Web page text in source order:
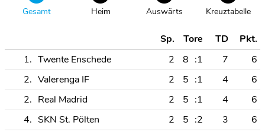
Gesamt Heim Auswärts Kreuztabelle
Sp. Tore TD
Pkt.
1. Twente Enschede 2 8 :1 7
6
2. Valerenga IF 2 5 :1 4
6
2. Real Madrid 2 5 :1 4
6
4. SKN St. Pölten 2 5 :2 3
6